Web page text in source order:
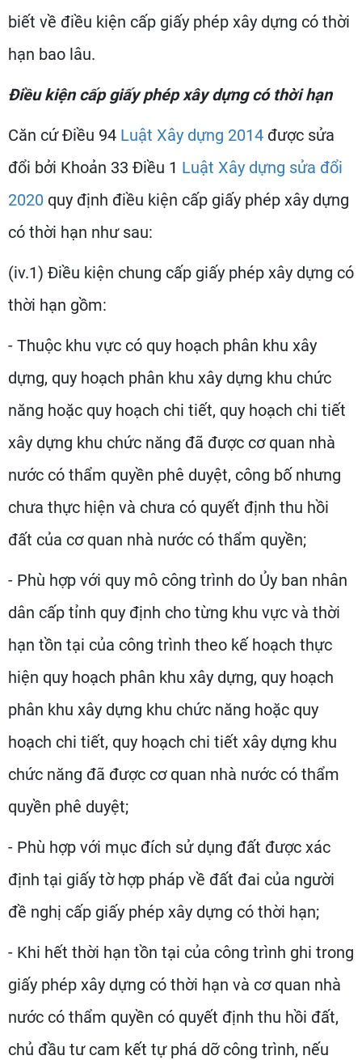
biết về điều kiện cấp giấy phép xây dựng có thời
hạn bao lâu.
Điều kiện cấp giấy phép xây dựng có thời hạn
Căn cứ Điều 94 Luật Xây dựng 2014 được sửa
đổi bởi Khoản 33 Điều 1 Luật Xây dựng sửa đổi
2020 quy định điều kiện cấp giấy phép xây dựng
có thời hạn như sau:
(iv.1) Điều kiện chung cấp giấy phép xây dựng có
thời hạn gồm:
- Thuộc khu vực có quy hoạch phân khu xây
dựng, quy hoạch phân khu xây dựng khu chức
năng hoặc quy hoạch chi tiết, quy hoạch chi tiết
xây dựng khu chức năng đã được cơ quan nhà
nước có thẩm quyền phê duyệt, công bố nhưng
chưa thực hiện và chưa có quyết định thu hồi
đất của cơ quan nhà nước có thẩm quyền;
- Phù hợp với quy mô công trình do Ủy ban nhân
dân cấp tỉnh quy định cho từng khu vực và thời
hạn tồn tại của công trình theo kế hoạch thực
hiện quy hoạch phân khu xây dựng, quy hoạch
phân khu xây dựng khu chức năng hoặc quy
hoạch chi tiết, quy hoạch chi tiết xây dựng khu
chức năng đã được cơ quan nhà nước có thẩm
quyền phê duyệt;
- Phù hợp với mục đích sử dụng đất được xác
định tại giấy tờ hợp pháp về đất đai của người
đề nghị cấp giấy phép xây dựng có thời hạn;
- Khi hết thời hạn tồn tại của công trình ghi trong
giấy phép xây dựng có thời hạn và cơ quan nhà
nước có thẩm quyền có quyết định thu hồi đất,
chủ đầu tư cam kết tự phá dỡ công trình, nếu